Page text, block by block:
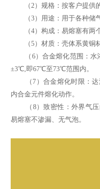
（2）规格：按客户提供的
（3）用途：用于各种储气
（4）构成：易熔塞有两
（5）材质：壳体系黄铜材
（6） 合金熔化范围：
±3℃,即67℃至73℃范围内。
（7）合金熔化时限：达
内合金元件熔化动作。
（8）致密性：外界气压
易熔塞不渗漏、无气泡。